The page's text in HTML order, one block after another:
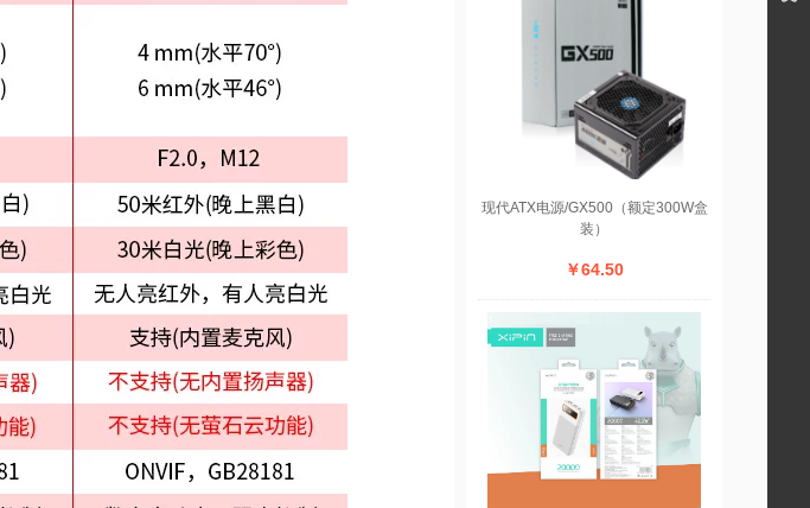
现代ATX电源/GX500（额定300W盒
装）
￥64.50